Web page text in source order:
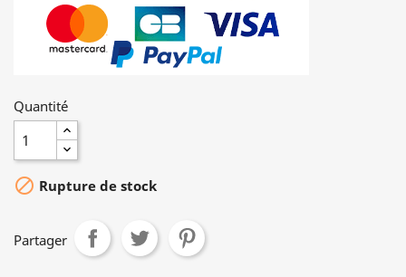
Quantité
 Rupture de stock
Partager